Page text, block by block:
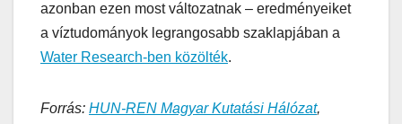
azonban ezen most változatnak – eredményeiket
a víztudományok legrangosabb szaklapjában a
Water Research-ben közölték.
Forrás: HUN-REN Magyar Kutatási Hálózat,